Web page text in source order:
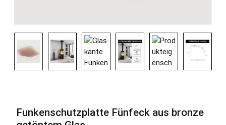
Funkenschutzplatte Fünfeck aus bronze